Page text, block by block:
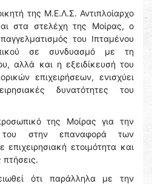
της Μ.Ε.Λ.Σ. Αντιπλοίαρχο
στα στελέχη της Μοίρας, ο
του Ιπταμένου
σε συνδυασμό με τη
αλλά και η εξειδίκευσή του
επιχειρήσεων, ενισχύει
δυνατότητες του
της Μοίρας για την
του στην επαναφορά των
ετοιμότητα και
ότι παράλληλα με την